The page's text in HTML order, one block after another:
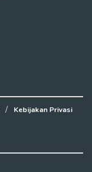
Kebijakan Privasi